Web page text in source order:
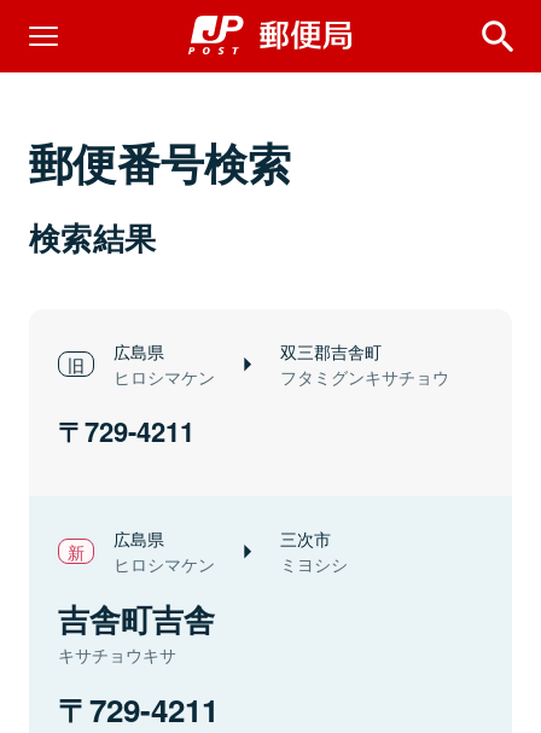
郵便番号検索
検索結果
広島県
ヒロシマケン
双三郡吉舎町
フタミグンキサチョウ
729-4211
広島県
ヒロシマケン
三次市
ミヨシシ
吉舎町吉舎
キサチョウキサ
729-4211